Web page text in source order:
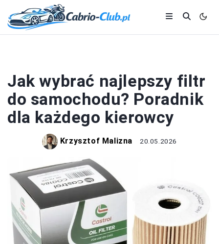
Jak wybrać najlepszy filtr
do samochodu? Poradnik
dla każdego kierowcy
Krzysztof Malizna 20.05.2026